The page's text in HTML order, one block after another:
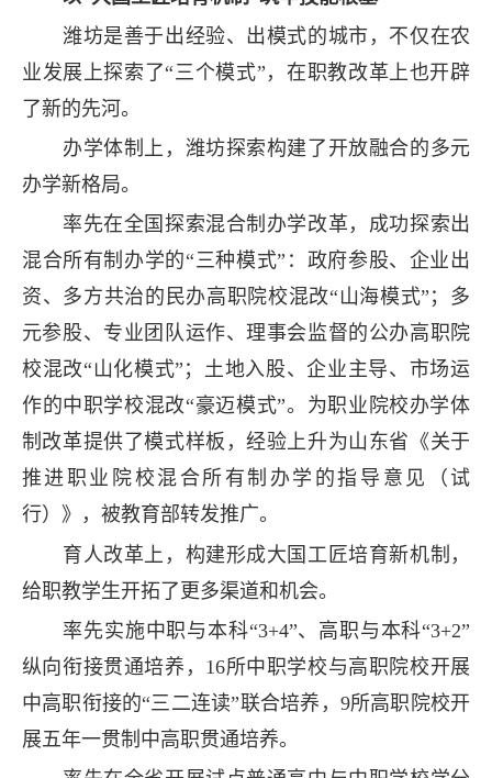
潍坊是善于出经验、出模式的城市，不仅在农
业发展上探索了“三个模式”，在职教改革上也开辟
了新的先河。
办学体制上，潍坊探索构建了开放融合的多元
办学新格局。
率先在全国探索混合制办学改革，成功探索出
混合所有制办学的“三种模式”：政府参股、企业出
资、多方共治的民办高职院校混改“山海模式”；多
元参股、专业团队运作、理事会监督的公办高职院
校混改“山化模式”；土地入股、企业主导、市场运
作的中职学校混改“豪迈模式”。为职业院校办学体
制改革提供了模式样板，经验上升为山东省《关于
推进职业院校混合所有制办学的指导意见（试
行）》，被教育部转发推广。
育人改革上，构建形成大国工匠培育新机制，
给职教学生开拓了更多渠道和机会。
率先实施中职与本科“3+4”、高职与本科“3+2”
纵向衔接贯通培养，16所中职学校与高职院校开展
中高职衔接的“三二连读”联合培养，9所高职院校开
展五年一贯制中高职贯通培养。